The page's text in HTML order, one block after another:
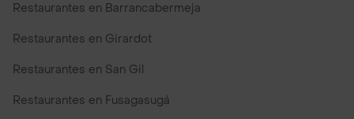
Restaurantes en Barrancabermeja
Restaurantes en Girardot
Restaurantes en San Gil
Restaurantes en Fusagasugá